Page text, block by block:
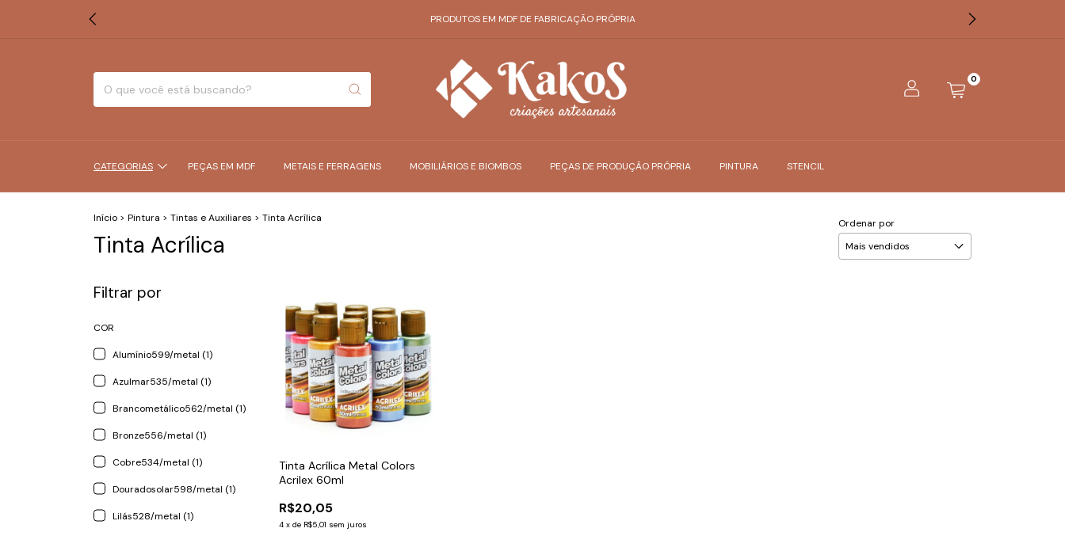
PRODUTOS EM MDF DE FABRICAÇÃO PRÓPRIA
0
CATEGORIAS PEÇAS EM MDF METAIS E FERRAGENS MOBILIÁRIOS E BIOMBOS PEÇAS DE PRODUÇÃO PRÓPRIA PINTURA STENCIL
Início > Pintura > Tintas e Auxiliares > Tinta Acrílica
Tinta Acrílica
Ordenar por
Filtrar por
COR
Alumínio599/metal (1)
Azulmar535/metal (1)
Brancometálico562/metal (1)
Bronze556/metal (1)
Cobre534/metal (1)
Douradosolar598/metal (1)
Lilás528/metal (1)
Tinta Acrílica Metal Colors
Acrilex 60ml
R$20,05
4 xde R$5,01 sem juros